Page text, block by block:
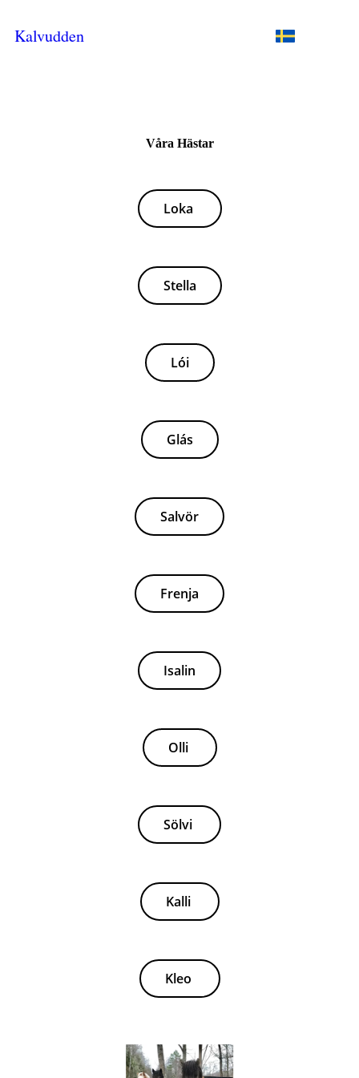
Kalvudden
Våra Hästar
Loka
Stella
Lói
Glás
Salvör
Frenja
Isalin
Olli
Sölvi
Kalli
Kleo